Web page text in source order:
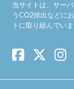
当サイトは、サー
うCO2排出などに
トに取り組んでい